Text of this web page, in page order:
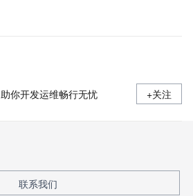
你开发运维畅行无忧 +关注
联系我们